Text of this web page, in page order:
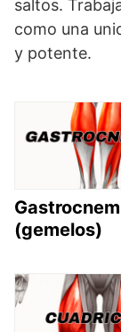
saltos.
como una
y potente.
(gemelos)